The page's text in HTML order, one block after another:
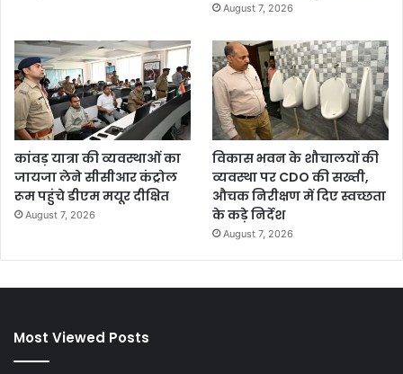
August 7, 2026
कांवड़ यात्रा की व्यवस्थाओं का
जायजा लेने सीसीआर कंट्रोल
रूम पहुंचे डीएम मयूर दीक्षित
August 7, 2026
विकास भवन के शौचालयों की
व्यवस्था पर CDO की सख्ती,
औचक निरीक्षण में दिए स्वच्छता
के कड़े निर्देश
August 7, 2026
Most Viewed Posts